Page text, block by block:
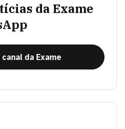
da Exame
da Exame